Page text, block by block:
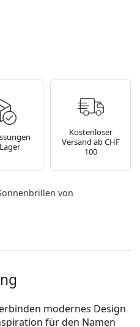
Kostenloser
Versand ab CHF
100
von
modernes Design
für den Namen